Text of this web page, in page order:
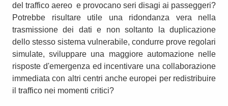
del traffico aereo e provocano seri disagi ai passeggeri?
Potrebbe risultare utile una ridondanza vera nella
trasmissione dei dati e non soltanto la duplicazione
dello stesso sistema vulnerabile, condurre prove regolari
simulate, sviluppare una maggiore automazione nelle
risposte d'emergenza ed incentivare una collaborazione
immediata con altri centri anche europei per redistribuire
il traffico nei momenti critici?